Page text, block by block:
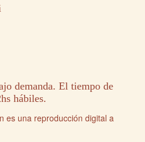
demanda. El tiempo de
hábiles.
es una reproducción digital a